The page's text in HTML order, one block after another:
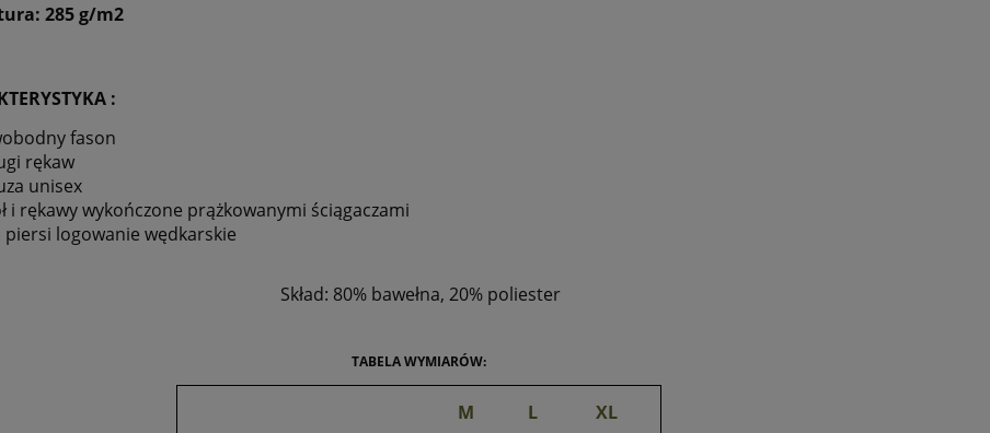
285 g/m2
:
fason
rękaw
unisex
i rękawy wykończone prążkowanymi ściągaczami
piersi logowanie wędkarskie
Skład: 80% bawełna, 20% poliester
TABELA WYMIARÓW:
M L
XL